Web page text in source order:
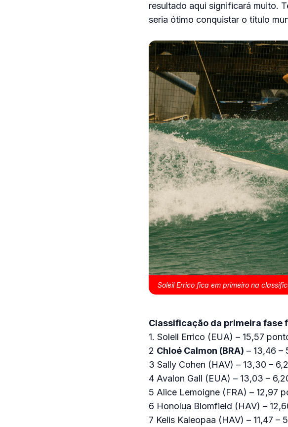
resultado aqui significará muito.
seria ótimo conquistar o título
Soleil Errico fica em primeiro na
Classificação da primeira fase
1. Soleil Errico (EUA) – 15,57
2 Chloé Calmon (BRA) – 13,46 –
3 Sally Cohen (HAV) – 13,30 –
4 Avalon Gall (EUA) – 13,03 –
5 Alice Lemoigne (FRA) – 12,97
6 Honolua Blomfield (HAV) –
7 Kelis Kaleopaa (HAV) – 11,47 –